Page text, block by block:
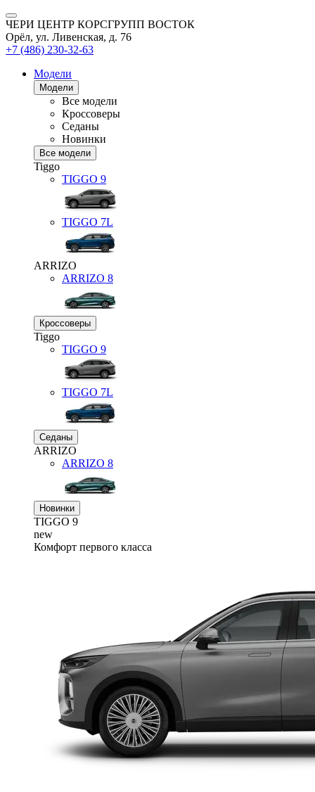
ЧЕРИ ЦЕНТР КОРСГРУПП ВОСТОК
Орёл, ул. Ливенская, д. 76
+7 (486) 230-32-63
Модели
Модели
Все модели
Кроссоверы
Седаны
Новинки
Все модели
Tiggo
TIGGO 9
TIGGO 7L
ARRIZO
ARRIZO 8
Кроссоверы
Tiggo
TIGGO 9
TIGGO 7L
Седаны
ARRIZO
ARRIZO 8
Новинки
TIGGO 9
new
Комфорт первого класса